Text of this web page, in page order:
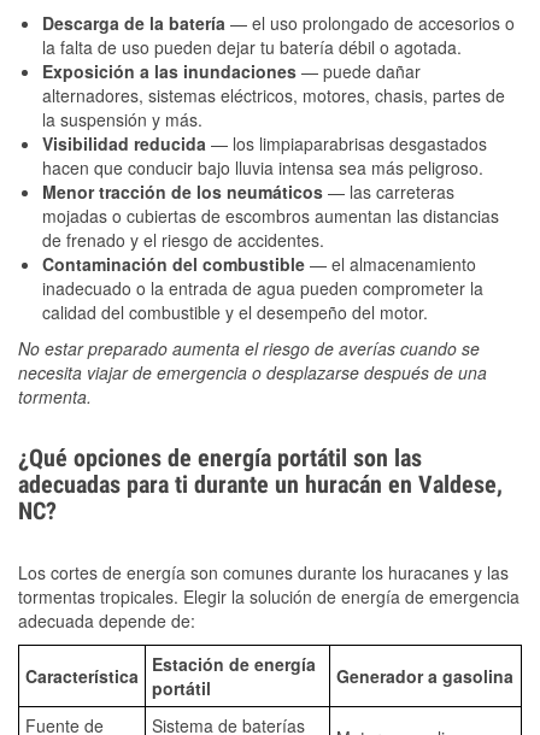
Descarga de la batería — el uso prolongado de accesorios o
la falta de uso pueden dejar tu batería débil o agotada.
Exposición a las inundaciones — puede dañar
alternadores, sistemas eléctricos, motores, chasis, partes de
la suspensión y más.
Visibilidad reducida — los limpiaparabrisas desgastados
hacen que conducir bajo lluvia intensa sea más peligroso.
Menor tracción de los neumáticos — las carreteras
mojadas o cubiertas de escombros aumentan las distancias
de frenado y el riesgo de accidentes.
Contaminación del combustible — el almacenamiento
inadecuado o la entrada de agua pueden comprometer la
calidad del combustible y el desempeño del motor.
No estar preparado aumenta el riesgo de averías cuando se
necesita viajar de emergencia o desplazarse después de una
tormenta.
¿Qué opciones de energía portátil son las
adecuadas para ti durante un huracán en Valdese,
NC?
Los cortes de energía son comunes durante los huracanes y las
tormentas tropicales. Elegir la solución de energía de emergencia
adecuada depende de:
Característica
Estación de energía
portátil
Generador a gasolina
Fuente de Sistema de baterías